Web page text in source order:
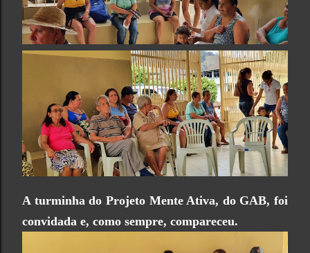
A turminha do Projeto Mente Ativa, do GAB, foi
convidada e, como sempre, compareceu.